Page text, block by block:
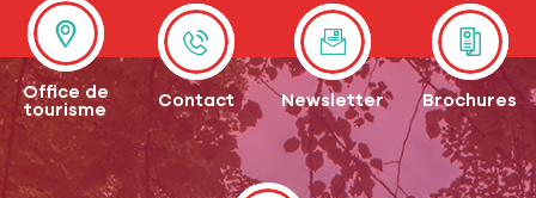
à Léry-Poses
Office de
tourisme
Contact Newsletter Brochures